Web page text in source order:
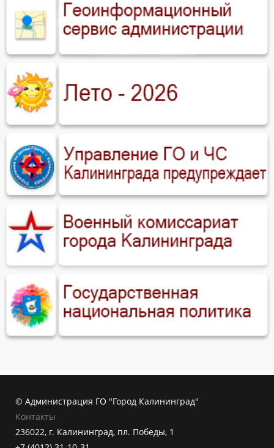
© Администрация ГО "Город Калининград"
Контакты
236022, г. Калининград, пл. Победы, 1